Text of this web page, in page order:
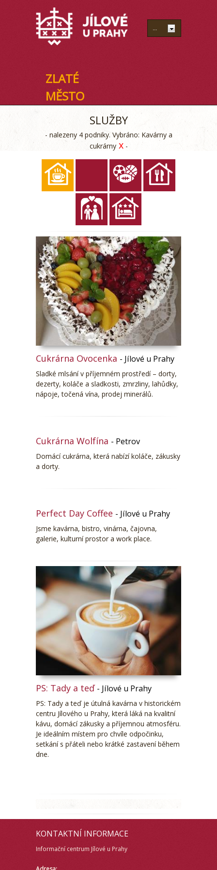
ZLATÉ
MĚSTO
SLUŽBY
- nalezeny 4 podniky. Vybráno: Kavárny a
cukrárny x-
Cukrárna Ovocenka - Jílové u Prahy
Sladké mlsání v příjemném prostředí – dorty,
dezerty, koláče a sladkosti, zmrzliny, lahůdky,
nápoje, točená vína, prodej minerálů.
Cukrárna Wolfína - Petrov
Domácí cukrárna, která nabízí koláče, zákusky
a dorty.
Perfect Day Coffee - Jílové u Prahy
Jsme kavárna, bistro, vinárna, čajovna,
galerie, kulturní prostor a work place.
PS: Tady a teď- Jílové u Prahy
PS: Tady a teď je útulná kavárna v historickém
centru Jílového u Prahy, která láká na kvalitní
kávu, domácí zákusky a příjemnou atmosféru.
Je ideálním místem pro chvíle odpočinku,
setkání s přáteli nebo krátké zastavení během
dne.
KONTAKTNÍ INFORMACE
Informační centrum Jílové u Prahy